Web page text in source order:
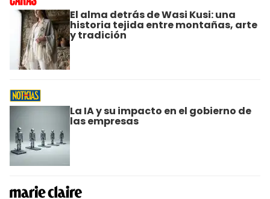
El alma detrás de Wasi Kusi: una
historia tejida entre montañas, arte
y tradición
La IA y su impacto en el gobierno de
las empresas